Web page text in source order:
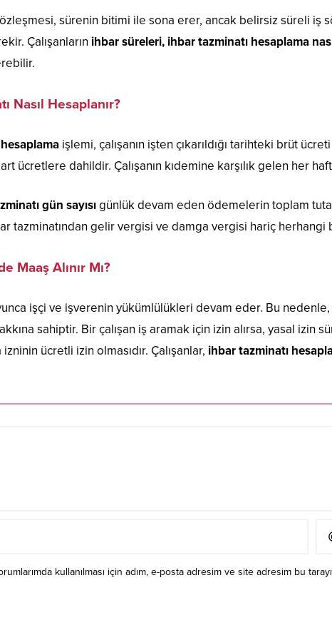
sürenin bitimi ile sona erer, ancak belirsiz süreli
Çalışanların ihbar süreleri, ihbar tazminatı hesaplama
Nasıl Hesaplanır?
işlemi, çalışanın işten çıkarıldığı tarihteki brüt
ücretlere dahildir. Çalışanın kıdemine karşılık gelen her
gün sayısıgünlük devam eden ödemelerin toplam
tazminatından gelir vergisi ve damga vergisi hariç herhangi
Maaş Alınır Mı?
işçi ve işverenin yükümlülükleri devam eder. Bu nedenle,
sahiptir. Bir çalışan iş aramak için izin alırsa, yasal izin
ücretli izin olmasıdır. Çalışanlar, ihbar tazminatı
kullanılması için adım, e-posta adresim ve site adresim bu